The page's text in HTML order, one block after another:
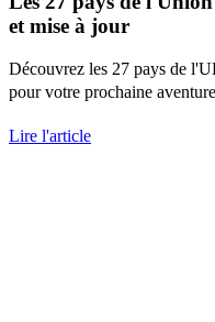
et mise à jour
Découvrez les 27 pays de
pour votre prochaine
Lire l'article